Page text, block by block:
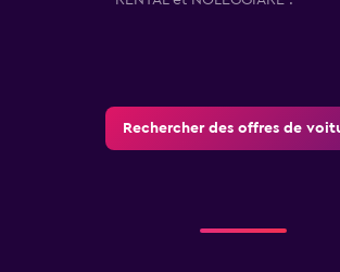
Rechercher des offres de